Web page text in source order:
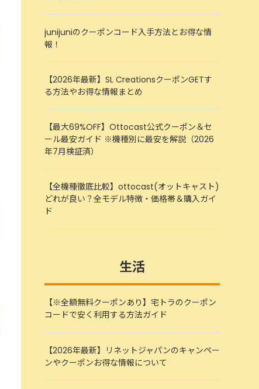
junijuniのクーポンコード入手方法とお得な情
報！
【2026年最新】SL CreationsクーポンGETす
る方法やお得な情報まとめ
【最大69%OFF】Ottocast公式クーポン＆セ
ール最安ガイド ※機種別に最安を解説（2026
年7月検証済）
【全機種徹底比較】ottocast(オットキャスト)
どれが良い？全モデル特徴・価格帯＆購入ガイ
ド
生活
【※全額無料クーポンあり】宅トラのクーポン
コードで安く利用する方法ガイド
【2026年最新】リネットジャパンのキャンペー
ンやクーポンお得な情報について